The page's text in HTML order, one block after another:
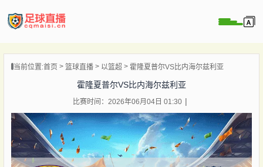
播
闻
当前位置:首页 篮球直播 以篮超 霍隆夏普尔VS比内海尔兹利亚
霍隆夏普尔VS比内海尔兹利亚
比赛时间：2026年06月04日 01:30